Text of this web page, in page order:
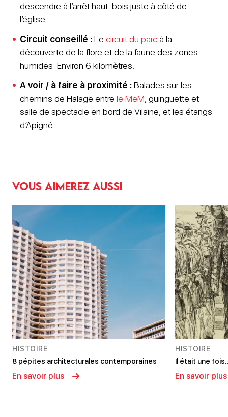
descendre à l’arrêt haut-bois juste à côté de
l’église.
Circuit conseillé :Le circuit du parcà la
découverte de la flore et de la faune des zones
humides. Environ 6 kilomètres.
A voir / à faire à proximité :Balades sur les
chemins de Halage entre le MeM, guinguette et
salle de spectacle en bord de Vilaine, et les étangs
d’Apigné.
Vous aimerez aussi
HISTOIRE
8 pépites architecturales contemporaines
En savoir plus
HISTOIRE
Il était une
En savoir plus